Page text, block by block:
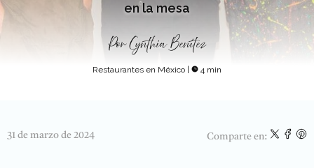
en la mesa
PorCynthia Benítez
Restaurantes en México 4 min
31 de marzo de 2024 Comparte en: